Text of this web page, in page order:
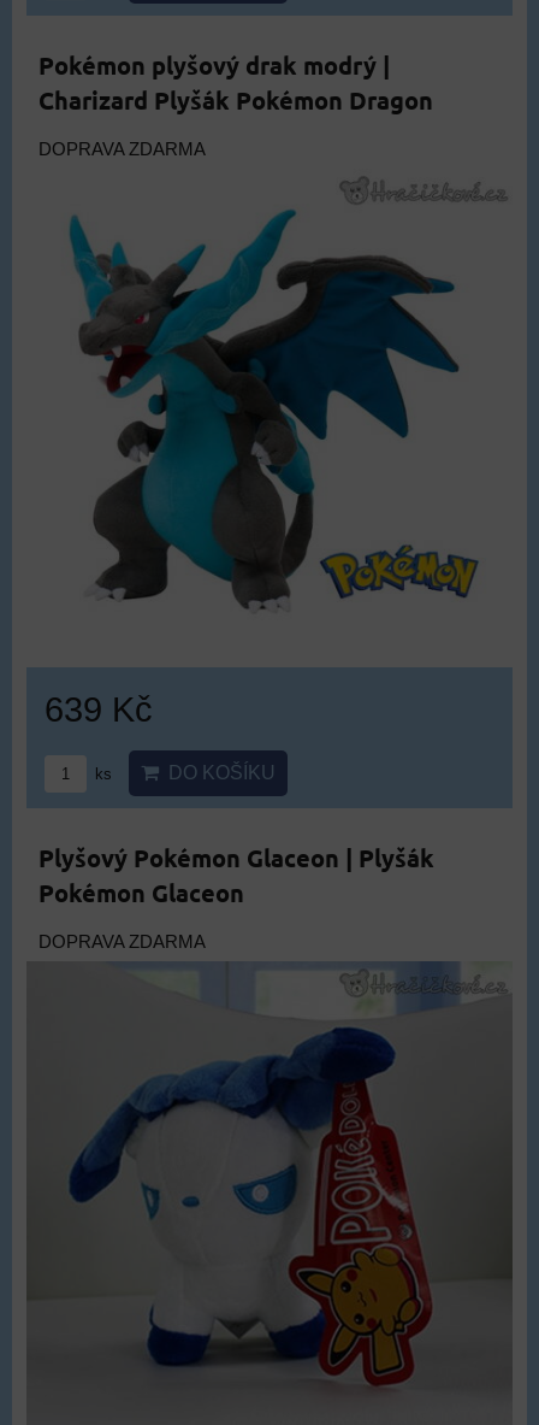
Pokémon plyšový drak modrý |
Charizard Plyšák Pokémon Dragon
DOPRAVA ZDARMA
639 Kč
ks DO KOŠÍKU
Plyšový Pokémon Glaceon | Plyšák
Pokémon Glaceon
DOPRAVA ZDARMA